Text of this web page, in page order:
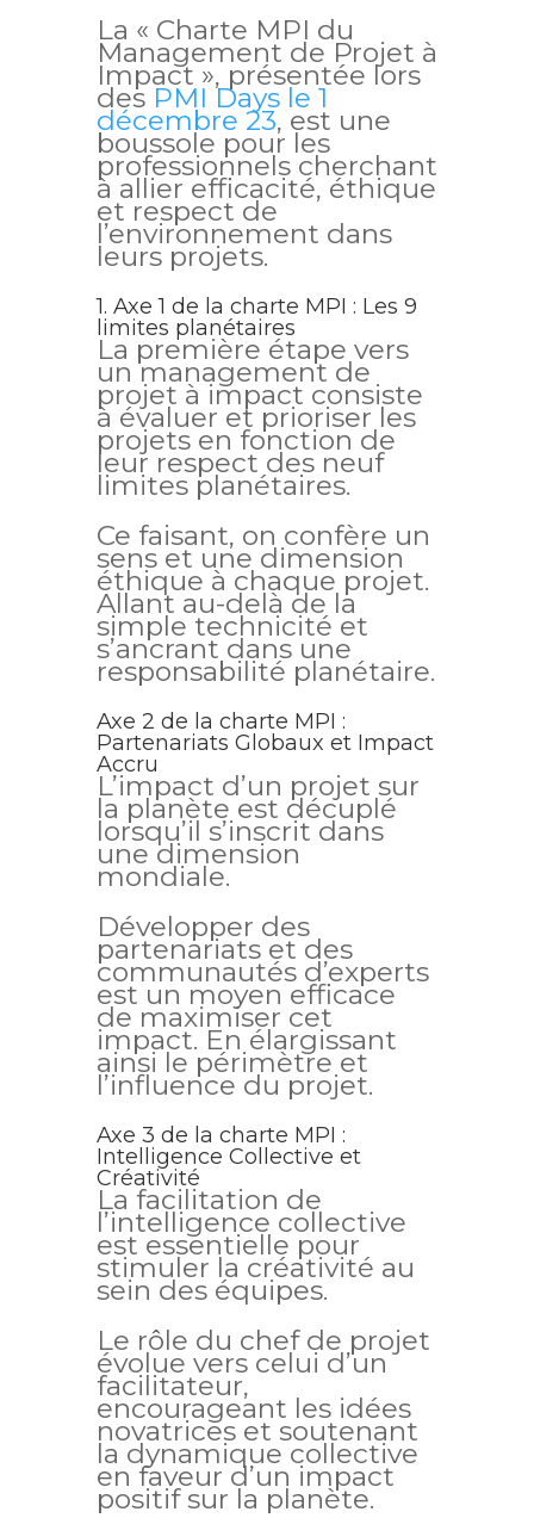
La « Charte MPI du
Management de Projet à
Impact », présentée lors
des PMI Days le 1
décembre 23, est une
boussole pour les
professionnels cherchant
à allier efficacité, éthique
et respect de
l’environnement dans
leurs projets.
1. Axe 1 de la charte MPI : Les 9
limites planétaires
La première étape vers
un management de
projet à impact consiste
à évaluer et prioriser les
projets en fonction de
leur respect des neuf
limites planétaires.
Ce faisant, on confère un
sens et une dimension
éthique à chaque projet.
Allant au-delà de la
simple technicité et
s’ancrant dans une
responsabilité planétaire.
Axe 2 de la charte MPI :
Partenariats Globaux et Impact
Accru
L’impact d’un projet sur
la planète est décuplé
lorsqu’il s’inscrit dans
une dimension
mondiale.
Développer des
partenariats et des
communautés d’experts
est un moyen efficace
de maximiser cet
impact. En élargissant
ainsi le périmètre et
l’influence du projet.
Axe 3 de la charte MPI :
Intelligence Collective et
Créativité
La facilitation de
l’intelligence collective
est essentielle pour
stimuler la créativité au
sein des équipes.
Le rôle du chef de projet
évolue vers celui d’un
facilitateur,
encourageant les idées
novatrices et soutenant
la dynamique collective
en faveur d’un impact
positif sur la planète.